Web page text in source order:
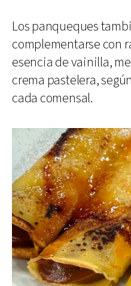
Los panqueques
complementarse con
esencia de vainilla,
crema pastelera,
cada comensal.